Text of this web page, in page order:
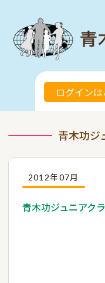
ログインは
青木功ジ
2012年07月
青木功ジュニアク